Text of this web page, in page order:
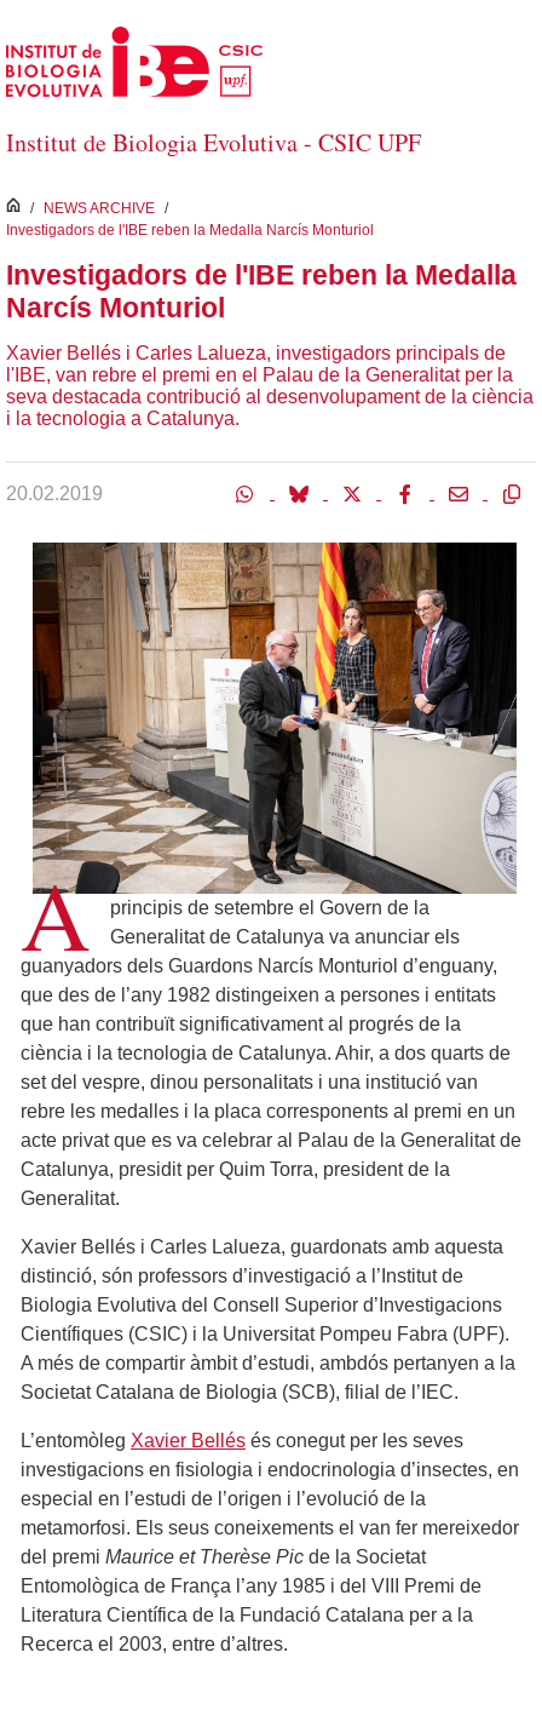
Salta al contingut principal
Institut de Biologia Evolutiva - CSIC UPF
inici
/ NEWS ARCHIVE /
Investigadors de l'IBE reben la Medalla Narcís Monturiol
Investigadors de l'IBE reben la Medalla
Narcís Monturiol
Xavier Bellés i Carles Lalueza, investigadors principals de
l'IBE, van rebre el premi en el Palau de la Generalitat per la
seva destacada contribució al desenvolupament de la ciència
i la tecnologia a Catalunya.
20.02.2019
A
principis de setembre el Govern de la
Generalitat de Catalunya va anunciar els
guanyadors dels Guardons Narcís Monturiol d’enguany,
que des de l’any 1982 distingeixen a persones i entitats
que han contribuït significativament al progrés de la
ciència i la tecnologia de Catalunya. Ahir, a dos quarts de
set del vespre, dinou personalitats i una institució van
rebre les medalles i la placa corresponents al premi en un
acte privat que es va celebrar al Palau de la Generalitat de
Catalunya, presidit per Quim Torra, president de la
Generalitat.
Xavier Bellés i Carles Lalueza, guardonats amb aquesta
distinció, són professors d’investigació a l’Institut de
Biologia Evolutiva del Consell Superior d’Investigacions
Científiques (CSIC) i la Universitat Pompeu Fabra (UPF).
A més de compartir àmbit d’estudi, ambdós pertanyen a la
Societat Catalana de Biologia (SCB), filial de l’IEC.
L’entomòleg Xavier Bellés és conegut per les seves
investigacions en fisiologia i endocrinologia d’insectes, en
especial en l’estudi de l’origen i l’evolució de la
metamorfosi. Els seus coneixements el van fer mereixedor
del premi Maurice et Therèse Pic de la Societat
Entomològica de França l’any 1985 i del VIII Premi de
Literatura Científica de la Fundació Catalana per a la
Recerca el 2003, entre d’altres.